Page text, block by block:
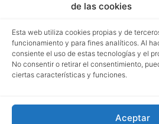
de las cookies
Esta web utiliza cookies propias y de
funcionamiento y para fines analíticos. Al
consiente el uso de estas tecnologías y el
No consentir o retirar el consentimiento,
ciertas características y funciones.
Aceptar